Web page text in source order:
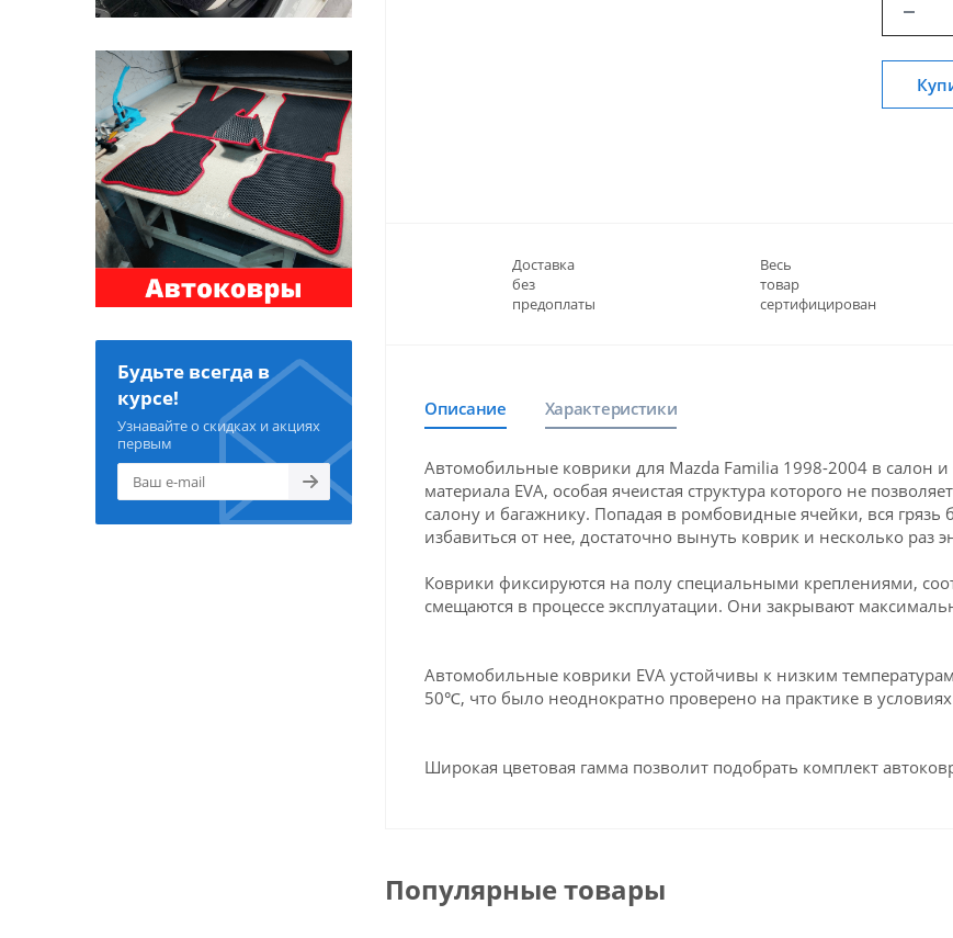
Будьте всегда в
курсе!
Узнавайте о скидках и акциях
первым
Доставка
без
предоплаты
Весь
товар
сертифицирован
Описание Характеристики
Автомобильные коврики для Mazda Familia 1998-2004 в салон
материала EVA, особая ячеистая структура которого не
салону и багажнику. Попадая в ромбовидные ячейки, вся грязь
избавиться от нее, достаточно вынуть коврик и несколько раз
Коврики фиксируются на полу специальными креплениями,
смещаются в процессе эксплуатации. Они закрывают
Автомобильные коврики EVA устойчивы к низким
50℃, что было неоднократно проверено на практике в
Широкая цветовая гамма позволит подобрать комплект
Популярные товары